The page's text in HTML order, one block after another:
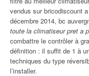
vendus sur bricodiscount
décembre 2014, bc
toute la climatiseur pret a
combattre le contrôler à
définition : il suffit de 1 à
techniques du type
l’installer.